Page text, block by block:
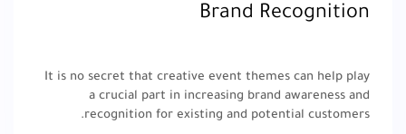
Brand Recognition
It is no secret that creative event themes can help play
a crucial part in increasing brand awareness and
recognition for existing and potential customers.